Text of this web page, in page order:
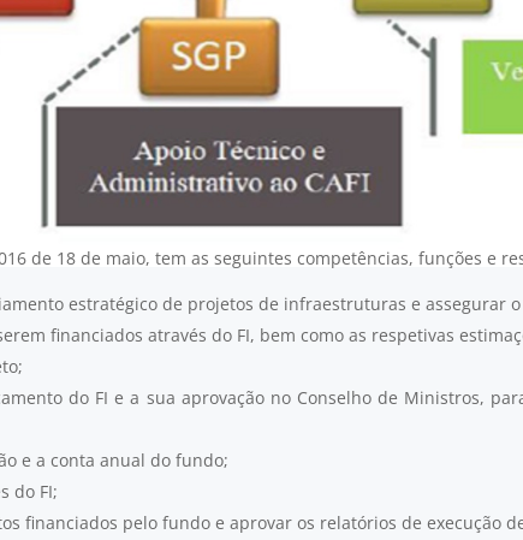
de 18 de maio, tem as seguintes competências, funções e
estratégico de projetos de infraestruturas e assegurar
financiados através do FI, bem como as respetivas
do FI e a sua aprovação no Conselho de Ministros,
e a conta anual do fundo;
do FI;
financiados pelo fundo e aprovar os relatórios de execução